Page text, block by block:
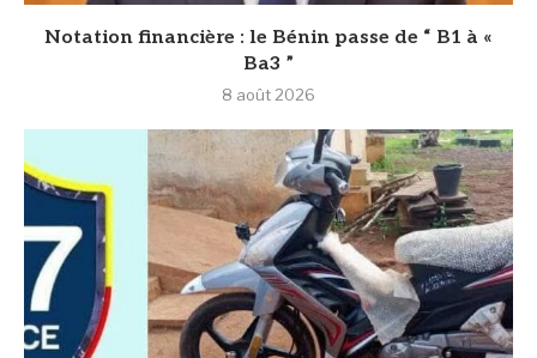
Notation financière : le Bénin passe de “ B1 à «
Ba3 ”
8 août 2026